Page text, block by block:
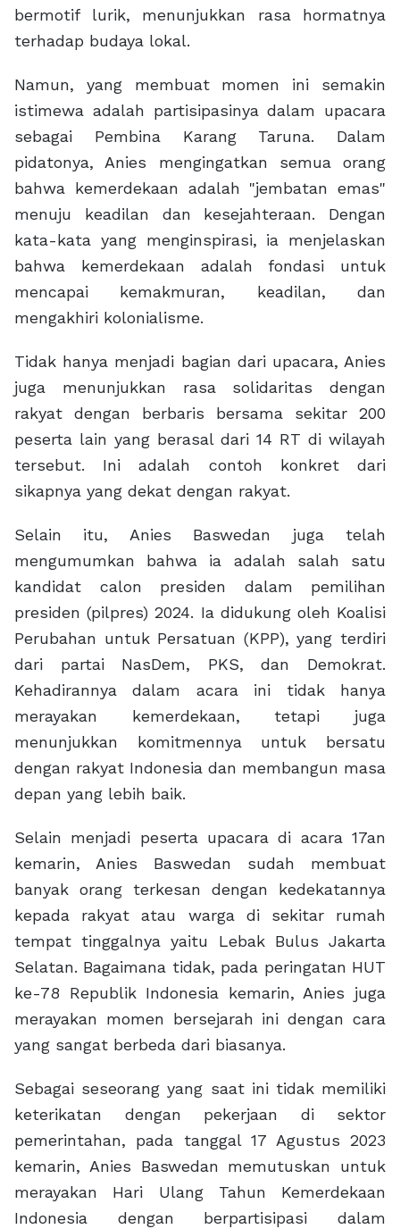
bermotif lurik, menunjukkan rasa hormatnya
terhadap budaya lokal.
Namun, yang membuat momen ini semakin
istimewa adalah partisipasinya dalam upacara
sebagai Pembina Karang Taruna. Dalam
pidatonya, Anies mengingatkan semua orang
bahwa kemerdekaan adalah "jembatan emas"
menuju keadilan dan kesejahteraan. Dengan
kata-kata yang menginspirasi, ia menjelaskan
bahwa kemerdekaan adalah fondasi untuk
mencapai kemakmuran, keadilan, dan
mengakhiri kolonialisme.
Tidak hanya menjadi bagian dari upacara, Anies
juga menunjukkan rasa solidaritas dengan
rakyat dengan berbaris bersama sekitar 200
peserta lain yang berasal dari 14 RT di wilayah
tersebut. Ini adalah contoh konkret dari
sikapnya yang dekat dengan rakyat.
Selain itu, Anies Baswedan juga telah
mengumumkan bahwa ia adalah salah satu
kandidat calon presiden dalam pemilihan
presiden (pilpres) 2024. Ia didukung oleh Koalisi
Perubahan untuk Persatuan (KPP), yang terdiri
dari partai NasDem, PKS, dan Demokrat.
Kehadirannya dalam acara ini tidak hanya
merayakan kemerdekaan, tetapi juga
menunjukkan komitmennya untuk bersatu
dengan rakyat Indonesia dan membangun masa
depan yang lebih baik.
Selain menjadi peserta upacara di acara 17an
kemarin, Anies Baswedan sudah membuat
banyak orang terkesan dengan kedekatannya
kepada rakyat atau warga di sekitar rumah
tempat tinggalnya yaitu Lebak Bulus Jakarta
Selatan. Bagaimana tidak, pada peringatan HUT
ke-78 Republik Indonesia kemarin, Anies juga
merayakan momen bersejarah ini dengan cara
yang sangat berbeda dari biasanya.
Sebagai seseorang yang saat ini tidak memiliki
keterikatan dengan pekerjaan di sektor
pemerintahan, pada tanggal 17 Agustus 2023
kemarin, Anies Baswedan memutuskan untuk
merayakan Hari Ulang Tahun Kemerdekaan
Indonesia dengan berpartisipasi dalam